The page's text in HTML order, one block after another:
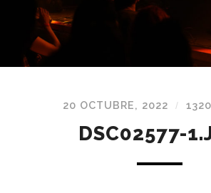
20 OCTUBRE, 2022 / 1320
DSC02577-